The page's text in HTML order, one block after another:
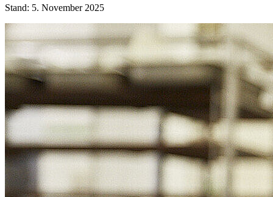
Stand: 5. November 2025